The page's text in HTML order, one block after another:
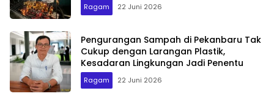
Ragam 22 Juni 2026
Pengurangan Sampah di Pekanbaru Tak
Cukup dengan Larangan Plastik,
Kesadaran Lingkungan Jadi Penentu
Ragam 22 Juni 2026